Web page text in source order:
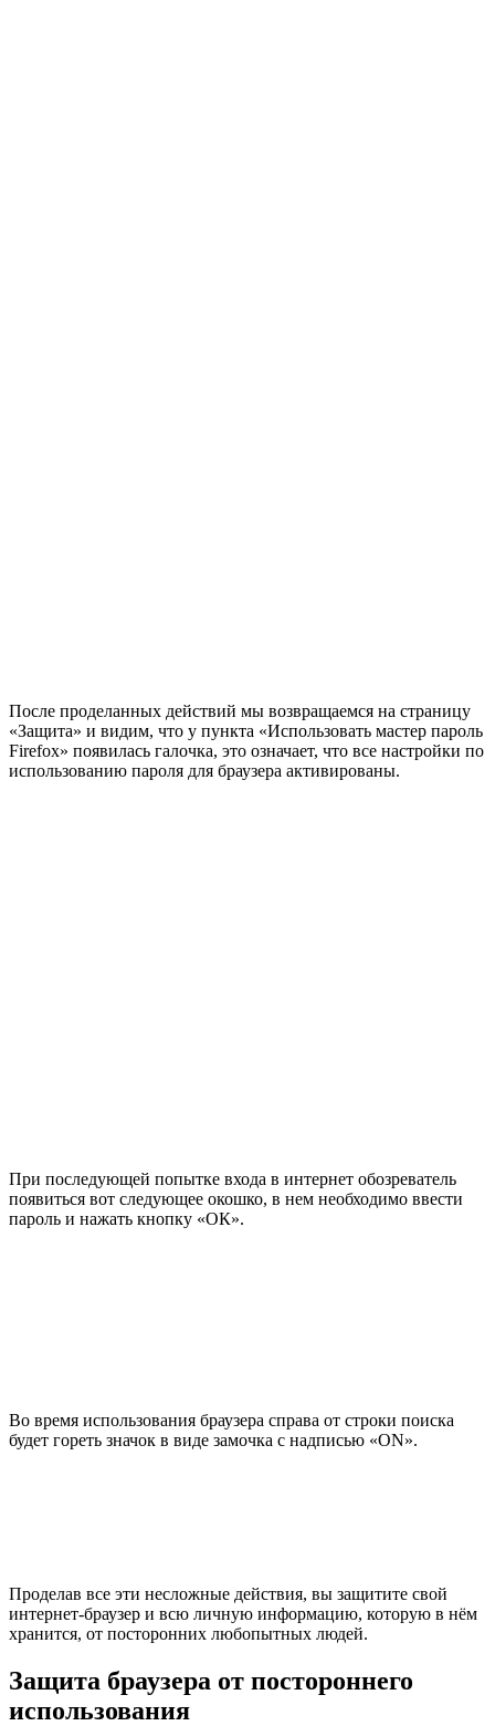
После проделанных действий мы возвращаемся на страницу
«Защита» и видим, что у пункта «Использовать мастер пароль
Firefox» появилась галочка, это означает, что все настройки по
использованию пароля для браузера активированы.
При последующей попытке входа в интернет обозреватель
появиться вот следующее окошко, в нем необходимо ввести
пароль и нажать кнопку «ОК».
Во время использования браузера справа от строки поиска
будет гореть значок в виде замочка с надписью «ON».
Проделав все эти несложные действия, вы защитите свой
интернет-браузер и всю личную информацию, которую в нём
хранится, от посторонних любопытных людей.
Защита браузера от постороннего
использования